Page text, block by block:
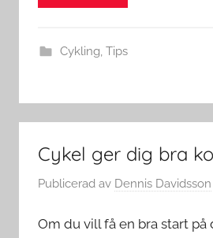
Cykling, Tips
Cykel ger dig bra
Publicerad av Dennis Davidsson
Om du vill få en bra start på